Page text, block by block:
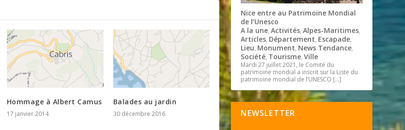
Hommage à Albert Camus
17 janvier 2014
Balades au jardin
30 décembre 2016
Nice entre au Patrimoine Mondial
de l’Unesco
A la une,Activités,Alpes-Maritimes,
Articles, Département, Escapade,
Lieu, Monument, News Tendance,
Société, Tourisme,Ville
Mardi 27 juillet 2021, le Comité du
patrimoine mondial a inscrit sur la Liste du
patrimoine mondial de l’UNESCO […]
NEWSLETTER